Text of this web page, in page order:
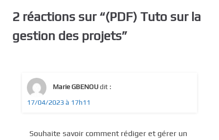
2 réactions sur “(PDF) Tuto sur la
gestion des projets”
Marie GBENOUdit :
17/04/2023 à 17h11
Souhaite savoir comment rédiger et gérer un